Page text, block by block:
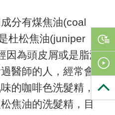
分有煤焦油(coal
杜松焦油(juniper
因為頭皮屑或是脂漏
醫師的人，經常會
的咖啡色洗髮精，
焦油的洗髮精，目